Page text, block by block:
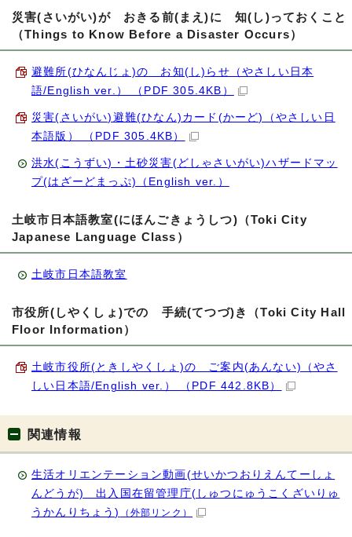
災害(さいがい)が おきる前(まえ)に 知(し)っておくこと
（Things to Know Before a Disaster Occurs）
避難所(ひなんじょ)の お知(し)らせ（やさしい日本
語/English ver.） （PDF 305.4KB）
災害(さいがい)避難(ひなん)カード(かーど)（やさしい日
本語版） （PDF 305.4KB）
洪水(こうずい)・土砂災害(どしゃさいがい)ハザードマッ
プ(はざーどまっぷ)（English ver.）
土岐市日本語教室(にほんごきょうしつ)（Toki City
Japanese Language Class）
土岐市日本語教室
市役所(しやくしょ)での 手続(てつづ)き（Toki City Hall
Floor Information）
土岐市役所(ときしやくしょ)の ご案内(あんない)（やさ
しい日本語/English ver.） （PDF 442.8KB）
関連情報
生活オリエンテーション動画(せいかつおりえんてーしょ
んどうが) 出入国在留管理庁(しゅつにゅうこくざいりゅ
うかんりちょう)
（外部リンク）